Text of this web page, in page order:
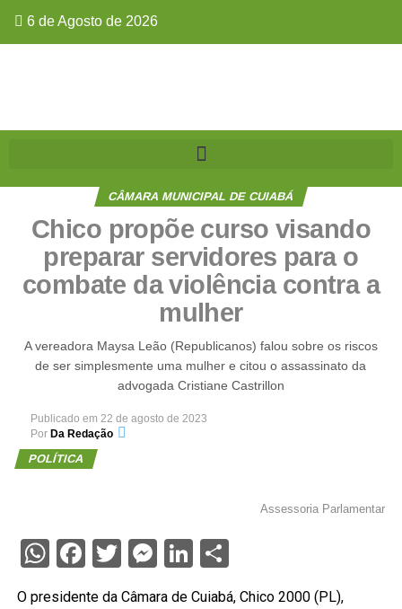
6 de Agosto de 2026
CÂMARA MUNICIPAL DE CUIABÁ
Chico propõe curso visando
preparar servidores para o
combate da violência contra a
mulher
A vereadora Maysa Leão (Republicanos) falou sobre os riscos
de ser simplesmente uma mulher e citou o assassinato da
advogada Cristiane Castrillon
Publicado em 22 de agosto de 2023
Por Da Redação
POLÍTICA
Assessoria Parlamentar
WhatsApp
Facebook
Twitter
Messenger
LinkedIn
Share
O presidente da Câmara de Cuiabá, Chico 2000 (PL),